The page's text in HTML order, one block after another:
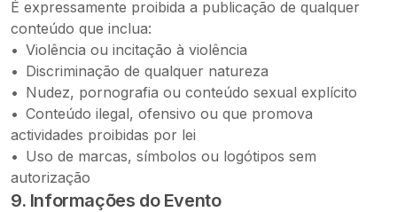
É expressamente proibida a publicação de qualquer
conteúdo que inclua:
Violência ou incitação à violência
Discriminação de qualquer natureza
Nudez, pornografia ou conteúdo sexual explícito
Conteúdo ilegal, ofensivo ou que promova
actividades proibidas por lei
Uso de marcas, símbolos ou logótipos sem
autorização
9. Informações do Evento